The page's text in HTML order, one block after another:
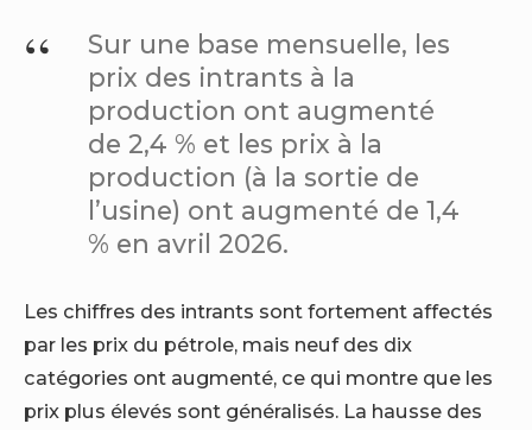
Sur une base mensuelle, les
prix des intrants à la
production ont augmenté
de 2,4 % et les prix à la
production (à la sortie de
l’usine) ont augmenté de 1,4
% en avril 2026.
Les chiffres des intrants sont fortement affectés
par les prix du pétrole, mais neuf des dix
catégories ont augmenté, ce qui montre que les
prix plus élevés sont généralisés. La hausse des